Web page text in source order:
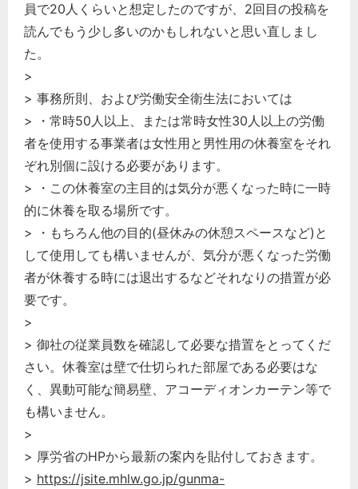
員で20人くらいと想定したのですが、2回目の投稿を
読んでもう少し多いのかもしれないと思い直しまし
た。
>
> 事務所則、および労働安全衛生法においては
> ・常時50人以上、または常時女性30人以上の労働
者を使用する事業者は女性用と男性用の休養室をそれ
ぞれ別個に設ける必要があります。
> ・この休養室の主目的は気分が悪くなった時に一時
的に休養を取る場所です。
> ・もちろん他の目的(昼休みの休憩スペースなど)と
して使用しても構いませんが、気分が悪くなった労働
者が休養する時には退出するなどそれなりの措置が必
要です。
>
> 御社の従業員数を確認して必要な措置をとってくだ
さい。休養室は壁で仕切られた部屋である必要はな
く、異動可能な簡易壁、アコーディオンカーテン等で
も構いません。
>
> 厚労省のHPから最新の案内を貼付しておきます。
> https://jsite.mhlw.go.jp/gunma-